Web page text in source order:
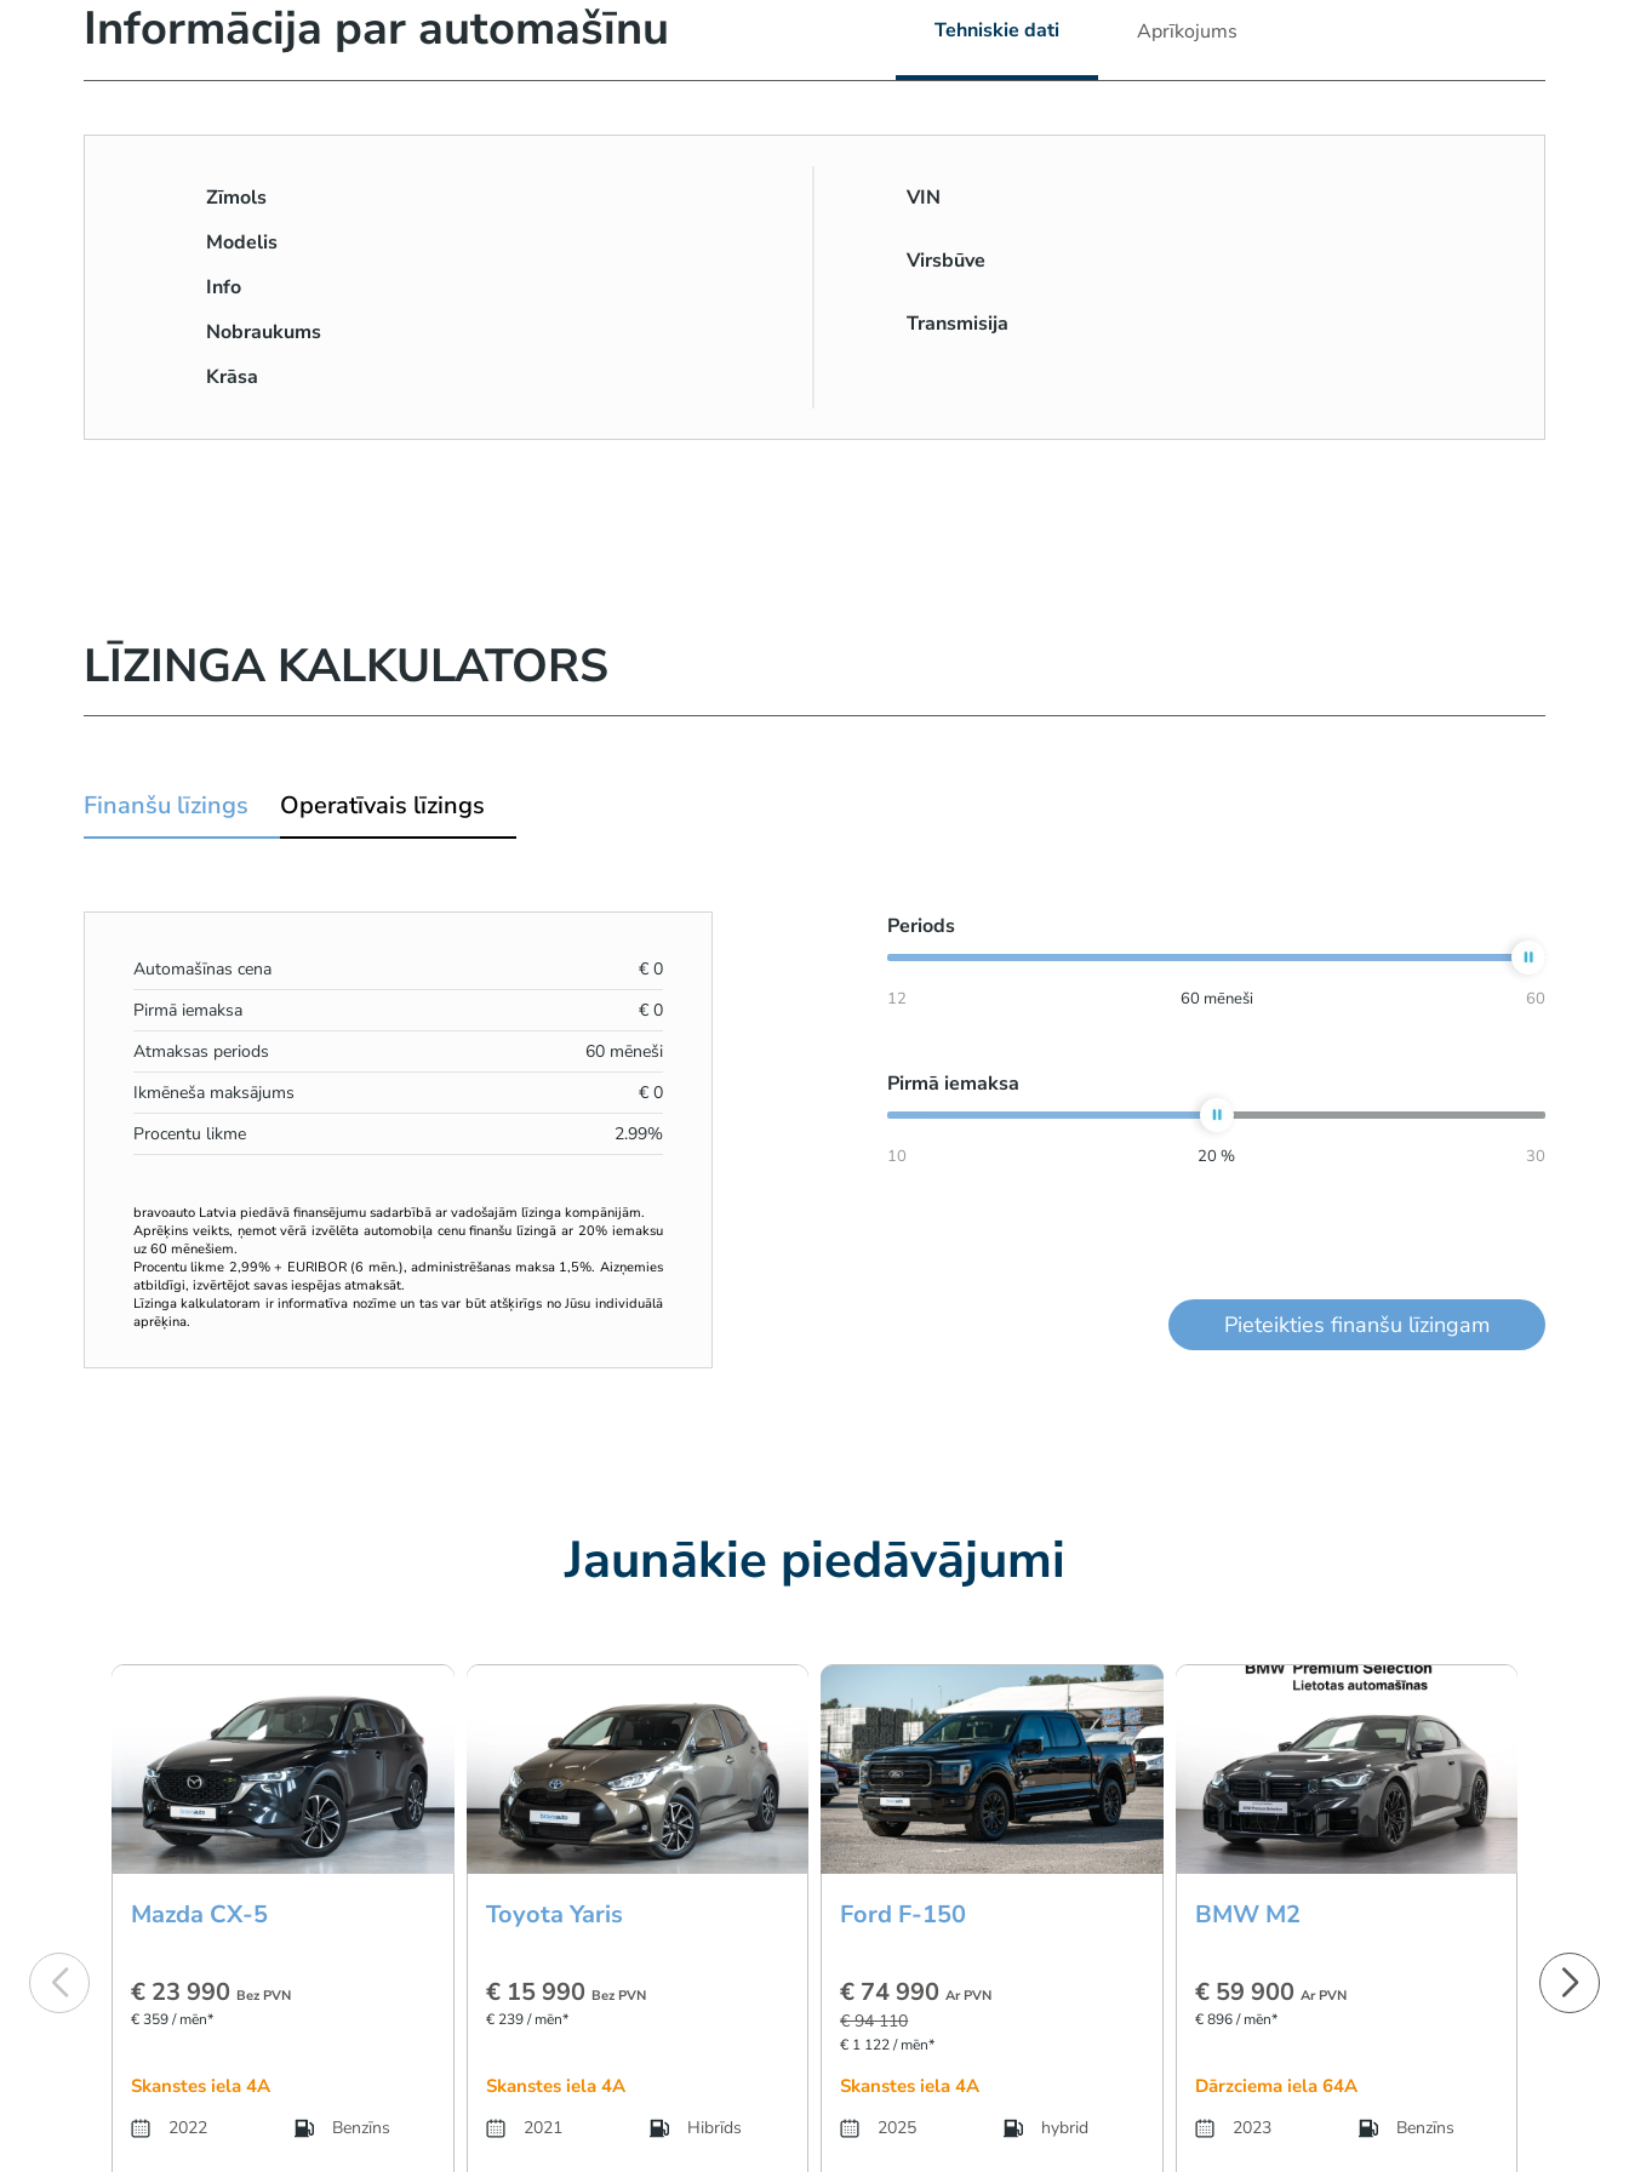
Informācija par automašīnu Tehniskie dati Aprīkojums
Zīmols
Modelis
Info
Nobraukums
Krāsa
VIN
Virsbūve
Transmisija
LĪZINGA KALKULATORS
Finanšu līzings Operatīvais līzings
Automašīnas cena € 0
Pirmā iemaksa
€ 0
Atmaksas periods
60mēneši
Ikmēneša maksājums
€ 0
Procentu likme
2.99%
bravoauto Latvia piedāvā finansējumu sadarbībā ar vadošajām līzinga kompānijām.
Aprēķins veikts, ņemot vērā izvēlēta automobiļa cenu finanšu līzingā ar 20% iemaksu
uz 60 mēnešiem.
Procentu likme 2,99% + EURIBOR (6 mēn.), administrēšanas maksa 1,5%. Aizņemies
atbildīgi, izvērtējot savas iespējas atmaksāt.
Līzinga kalkulatoram ir informatīva nozīme un tas var būt atšķirīgs no Jūsu individuālā
aprēķina.
Periods
12 60 mēneši 60
Pirmā iemaksa
10 20 % 30
Pieteikties finanšu līzingam
Jaunākie piedāvājumi
Mazda CX-5
€ 23 990 Bez PVN
€ 359 / mēn*
Skanstes iela 4A
2022 Benzīns
Toyota Yaris
€ 15 990 Bez PVN
€ 239 / mēn*
Skanstes iela 4A
2021 Hibrīds
Ford F-150
€ 74 990Ar PVN
€ 94 110
€ 1 122 / mēn*
Skanstes iela 4A
2025 hybrid
BMW M2
€ 59 900 Ar PVN
€ 896 / mēn*
Dārzciema iela 64A
2023 Benzīns
€ 15
€ 230 /